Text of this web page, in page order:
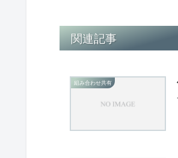
関連記事
組み合わせ共有